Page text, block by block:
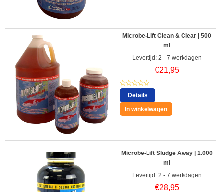
Microbe-Lift Clean & Clear | 500
ml
Levertijd: 2 - 7 werkdagen
€21,95
Details
In winkelwagen
Microbe-Lift Sludge Away | 1.000
ml
Levertijd: 2 - 7 werkdagen
€28,95